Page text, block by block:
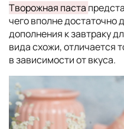
Творожная паста
чего вполне достаточно
дополнения к завтраку
вида схожи, отличается
в зависимости от вкуса.